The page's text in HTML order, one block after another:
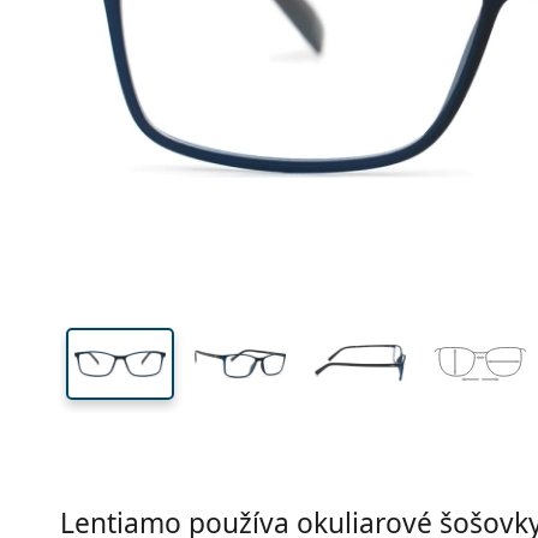
Šírka
34 mm
Výška očnice
54 mm
Šírka očnice
Lentiamo používa okuliarové